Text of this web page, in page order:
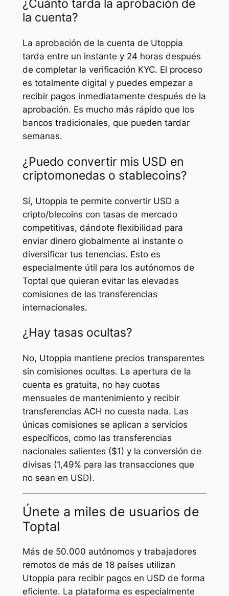
¿Cuánto tarda la aprobación de
la cuenta?
La aprobación de la cuenta de Utoppia
tarda entre un instante y 24 horas después
de completar la verificación KYC. El proceso
es totalmente digital y puedes empezar a
recibir pagos inmediatamente después de la
aprobación. Es mucho más rápido que los
bancos tradicionales, que pueden tardar
semanas.
¿Puedo convertir mis USD en
criptomonedas o stablecoins?
Sí, Utoppia te permite convertir USD a
cripto/blecoins con tasas de mercado
competitivas, dándote flexibilidad para
enviar dinero globalmente al instante o
diversificar tus tenencias. Esto es
especialmente útil para los autónomos de
Toptal que quieran evitar las elevadas
comisiones de las transferencias
internacionales.
¿Hay tasas ocultas?
No, Utoppia mantiene precios transparentes
sin comisiones ocultas. La apertura de la
cuenta es gratuita, no hay cuotas
mensuales de mantenimiento y recibir
transferencias ACH no cuesta nada. Las
únicas comisiones se aplican a servicios
específicos, como las transferencias
nacionales salientes ($1) y la conversión de
divisas (1,49% para las transacciones que
no sean en USD).
Únete a miles de usuarios de
Toptal
Más de 50.000 autónomos y trabajadores
remotos de más de 18 países utilizan
Utoppia para recibir pagos en USD de forma
eficiente. La plataforma es especialmente